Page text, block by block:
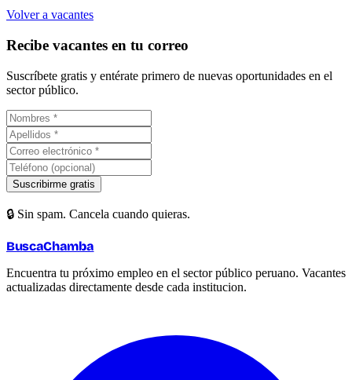
Volver a vacantes
Recibe vacantes en tu correo
Suscríbete gratis y entérate primero de nuevas oportunidades en el
sector público.
Suscribirme gratis
🔒 Sin spam. Cancela cuando quieras.
BuscaChamba
Encuentra tu próximo empleo en el sector público peruano. Vacantes
actualizadas directamente desde cada institucion.